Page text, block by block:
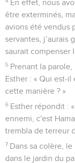
En effet, nous
être exterminés,
avions été vendus
servantes, j’aurais
saurait compenser
5 Prenant la
Esther : « Qui est-
cette manière ? »
6 Esther répondit :
ennemi, c'est
trembla de terreur
7 Dans sa colère,
dans le jardin du